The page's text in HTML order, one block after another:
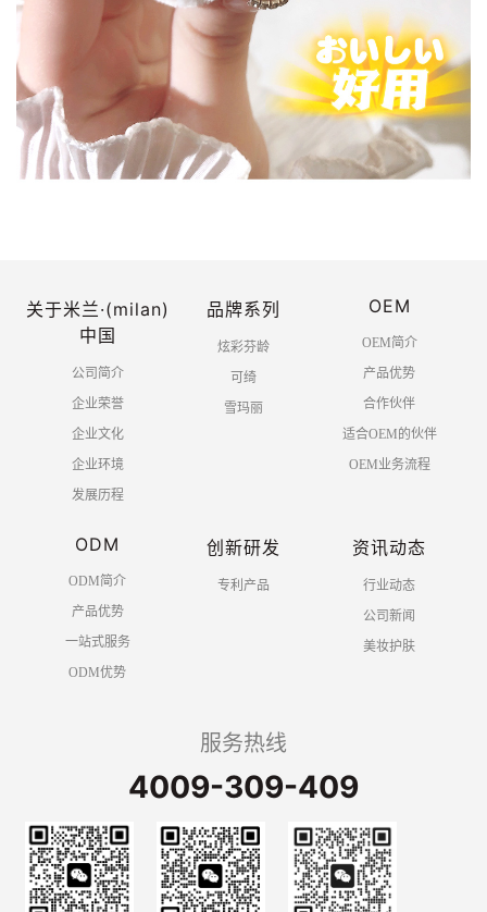
关于米兰·(milan)
中国
公司简介
企业荣誉
企业文化
企业环境
发展历程
品牌系列
炫彩芬龄
可绮
雪玛丽
OEM
OEM简介
产品优势
合作伙伴
适合OEM的伙伴
OEM业务流程
ODM
ODM简介
产品优势
一站式服务
ODM优势
创新研发
专利产品
资讯动态
行业动态
公司新闻
美妆护肤
服务热线
4009-309-409